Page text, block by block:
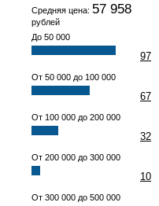
Средняя цена: 57 958
рублей
До 50 000
97
От 50 000 до 100 000
67
От 100 000 до 200 000
32
От 200 000 до 300 000
10
От 300 000 до 500 000